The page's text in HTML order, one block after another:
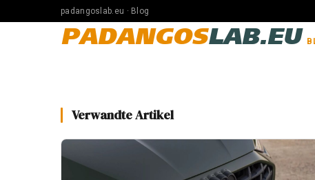
padangoslab.eu · Blog
PADANGOSLAB.EU
Verwandte Artikel